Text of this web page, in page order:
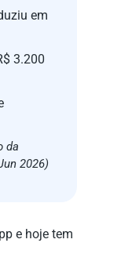
em
3.200
da
2026)
e hoje tem